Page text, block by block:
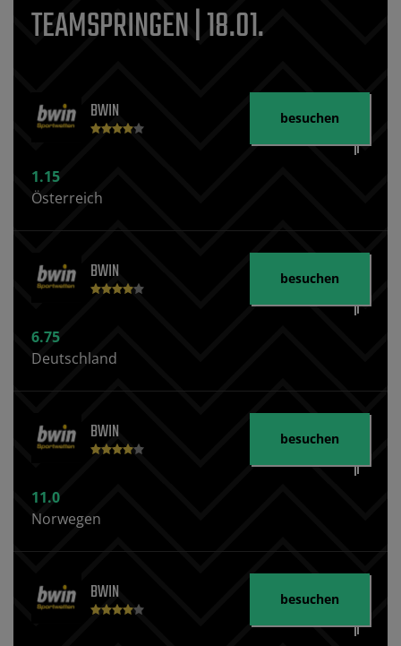
TEAMSPRINGEN | 18.01.
BWIN
1.15
Österreich
besuchen
BWIN
6.75
Deutschland
besuchen
BWIN
11.0
Norwegen
besuchen
BWIN besuchen